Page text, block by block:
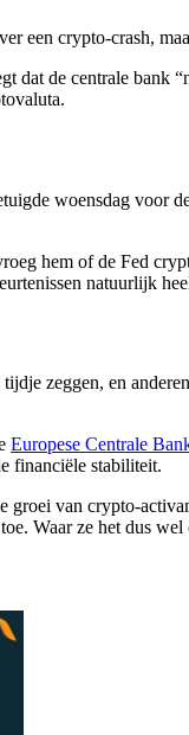
een crypto-crash,
dat de centrale
woensdag voor
hem of de Fed
natuurlijk
zeggen, en
Europese Centrale
financiële stabiliteit.
groei van crypto-
Waar ze het dus